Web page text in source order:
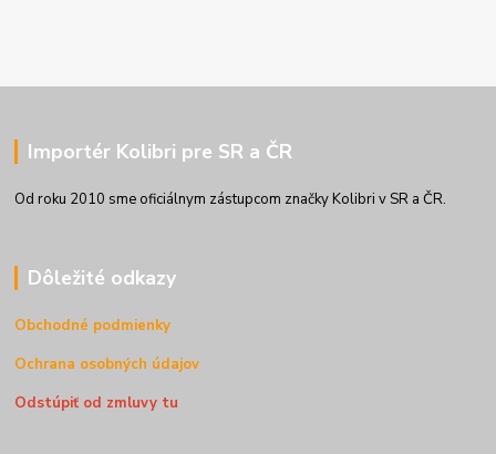
Importér Kolibri pre SR a ČR
Od roku 2010 sme oficiálnym zástupcom značky Kolibri v SR a ČR.
Dôležité odkazy
Obchodné podmienky
Ochrana osobných údajov
Odstúpiť od zmluvy tu